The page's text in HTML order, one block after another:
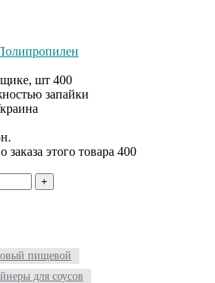
шт 400
запайки
этого товара 400
+
пищевой
для соусов